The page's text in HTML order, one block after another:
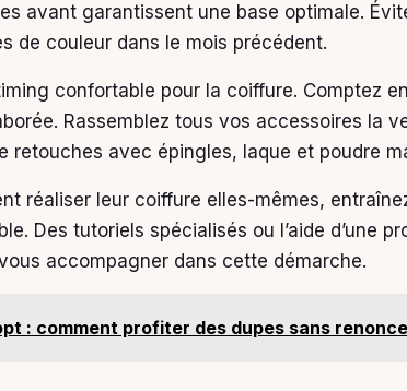
avant garantissent une base optimale.
de couleur dans le mois précédent.
confortable pour la coiffure. Comptez
Rassemblez tous vos accessoires la
retouches avec épingles, laque et poudre
réaliser leur coiffure elles-mêmes,
Des tutoriels spécialisés ou l’aide d’une
accompagner dans cette démarche.
: comment profiter des dupes sans